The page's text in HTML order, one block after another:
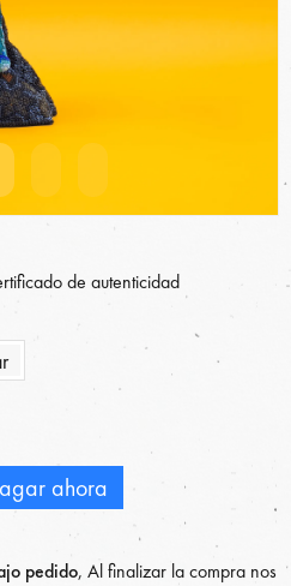
de autenticidad
ahora
pedido, Al finalizar la compra nos